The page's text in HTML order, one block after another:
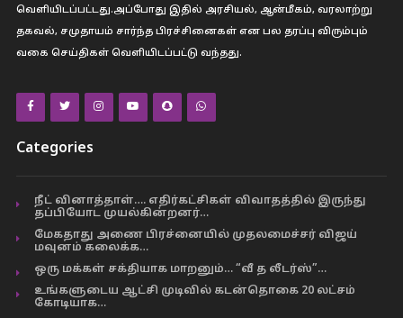
வெளியிடப்பட்டது.அப்போது இதில் அரசியல், ஆன்மீகம், வரலாற்று
தகவல், சமுதாயம் சார்ந்த பிரச்சினைகள் என பல தரப்பு விரும்பும்
வகை செய்திகள் வெளியிடப்பட்டு வந்தது.
Categories
நீட் வினாத்தாள்…. எதிர்கட்சிகள் விவாதத்தில் இருந்து
தப்பியோட முயல்கின்றனர்…
மேகதாது அணை பிரச்னையில் முதலமைச்சர் விஜய்
மவுனம் கலைக்க…
ஒரு மக்கள் சக்தியாக மாறனும்… “வீ த லீடர்ஸ்”…
உங்களுடைய ஆட்சி முடிவில் கடன்தொகை 20 லட்சம்
கோடியாக…